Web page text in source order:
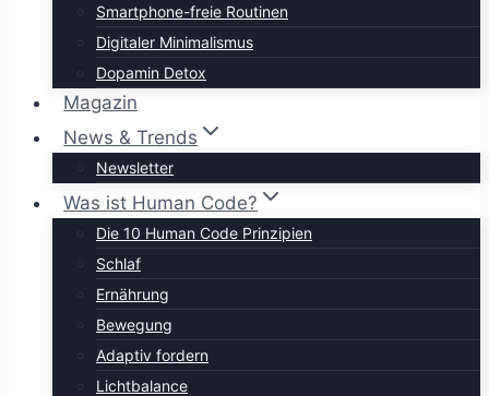
Smartphone-freie Routinen
Digitaler Minimalismus
Dopamin Detox
Magazin
News & Trends
Newsletter
Was ist Human Code?
Die 10 Human Code Prinzipien
Schlaf
Ernährung
Bewegung
Adaptiv fordern
Lichtbalance